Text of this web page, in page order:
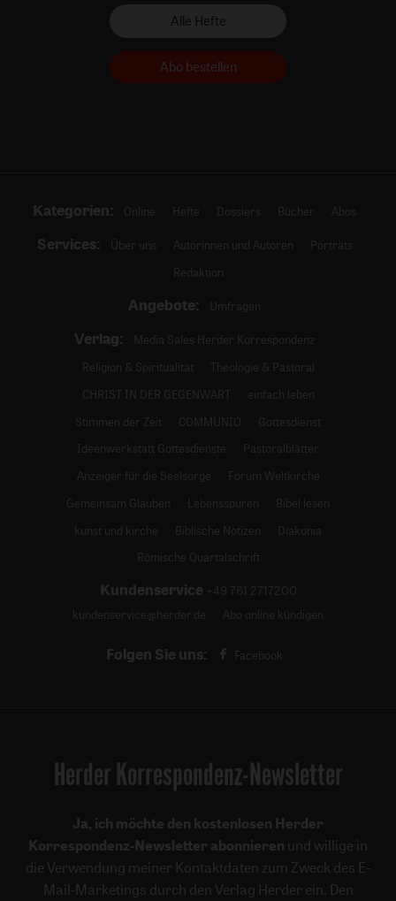
Alle Hefte
Abo bestellen
Kategorien: Online Hefte Dossiers Bücher Abos
Services: Über uns Autorinnen und Autoren
Porträts
Redaktion
Angebote: Umfragen
Verlag:
Media Sales Herder Korrespondenz
Religion & Spiritualität
Theologie & Pastoral
CHRIST IN DER GEGENWART
einfach leben
Stimmen der Zeit
COMMUNIO
Gottesdienst
Ideenwerkstatt Gottesdienste
Pastoralblätter
Anzeiger für die Seelsorge
Forum Weltkirche
Gemeinsam Glauben
Lebensspuren
Bibel lesen
kunst und kirche
Biblische Notizen
Diakonia
Römische Quartalschrift
Kundenservice +49 761 2717200
kundenservice@herder.de
Abo online kündigen
Folgen Sie uns: Facebook
Herder Korrespondenz-Newsletter
Ja, ich möchte den kostenlosen Herder
Korrespondenz-Newsletter abonnieren und willige in
die Verwendung meiner Kontaktdaten zum Zweck des E-
Mail-Marketings durch den Verlag Herder ein. Den